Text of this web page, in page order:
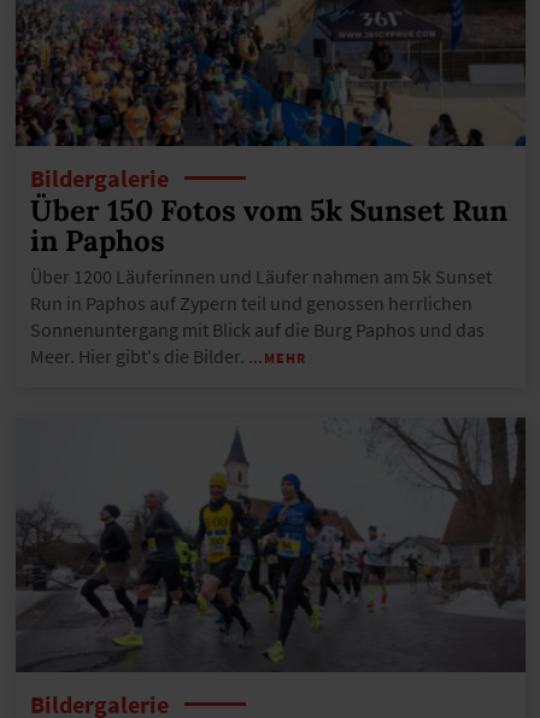
Bildergalerie
Über 150 Fotos vom 5k Sunset Run
in Paphos
Über 1200 Läuferinnen und Läufer nahmen am 5k Sunset
Run in Paphos auf Zypern teil und genossen herrlichen
Sonnenuntergang mit Blick auf die Burg Paphos und das
Meer. Hier gibt's die Bilder. …MEHR
Bildergalerie